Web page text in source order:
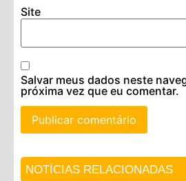
Site
Salvar meus dados neste
próxima vez que eu comentar.
NOTÍCIAS RELACIONADAS